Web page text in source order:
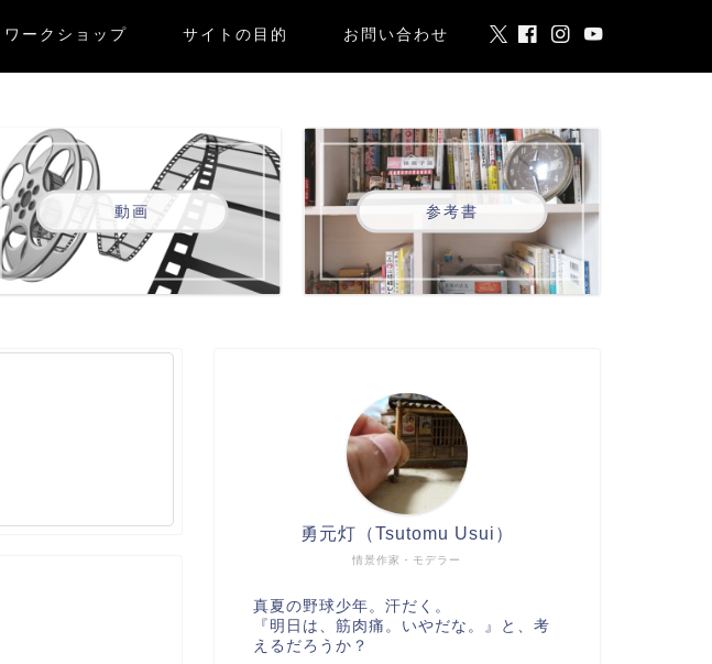
ワークショップ サイトの目的 お問い合わせ
動画 参考書
情景作家・モデラー
勇元灯（Tsutomu Usui）
真夏の野球少年。汗だく。
『明日は、筋肉痛。いやだな。』と、考
えるだろうか？